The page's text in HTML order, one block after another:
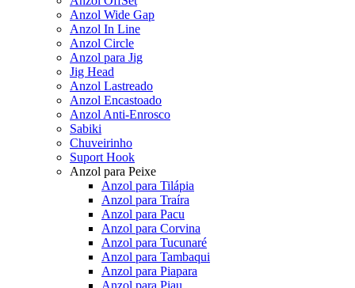
Anzol Wide Gap
Anzol In Line
Anzol Circle
Anzol para Jig
Jig Head
Anzol Lastreado
Anzol Encastoado
Anzol Anti-Enrosco
Sabiki
Chuveirinho
Suport Hook
Anzol para Peixe
Anzol para Tilápia
Anzol para Traíra
Anzol para Pacu
Anzol para Corvina
Anzol para Tucunaré
Anzol para Tambaqui
Anzol para Piapara
Anzol para Piau